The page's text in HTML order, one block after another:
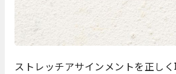
ストレッチアサインメントを正し